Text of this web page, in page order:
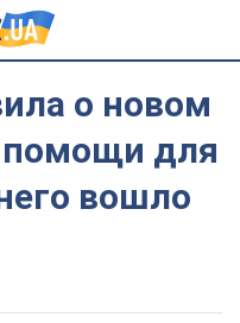
о новом
помощи для
вошло